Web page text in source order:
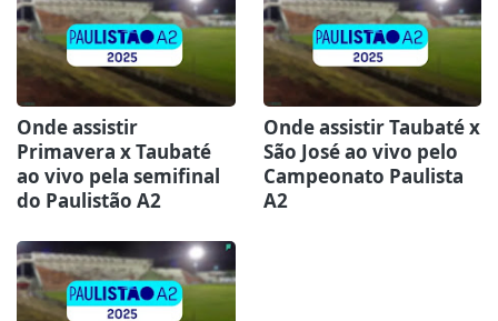
Onde assistir
Primavera x Taubaté
ao vivo pela semifinal
do Paulistão A2
Onde assistir Taubaté x
São José ao vivo pelo
Campeonato Paulista
A2